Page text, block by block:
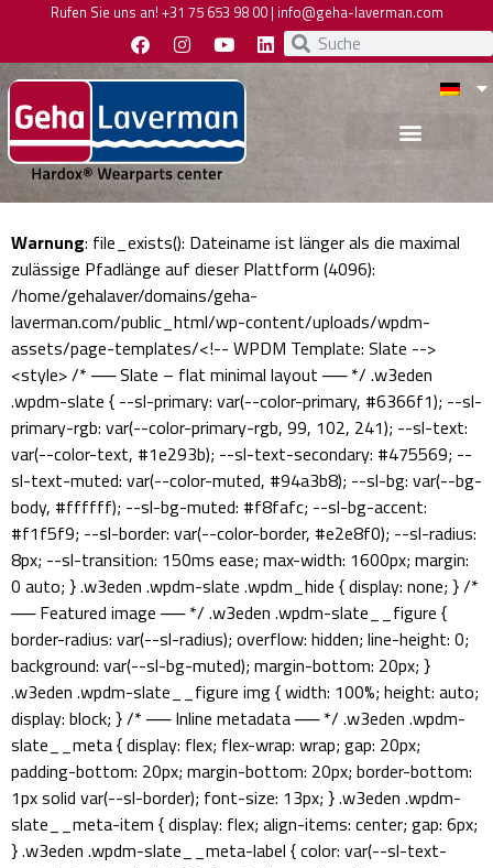
Rufen Sie uns an! +31 75 653 98 00| info@geha-laverman.com
Warnung: file_exists(): Dateiname ist länger als die maximal
zulässige Pfadlänge auf dieser Plattform (4096):
/home/gehalaver/domains/geha-
laverman.com/public_html/wp-content/uploads/wpdm-
assets/page-templates/<!-- WPDM Template: Slate -->
<style> /* ── Slate – flat minimal layout ── */ .w3eden
.wpdm-slate { --sl-primary: var(--color-primary, #6366f1); --sl-
primary-rgb: var(--color-primary-rgb, 99, 102, 241); --sl-text:
var(--color-text, #1e293b); --sl-text-secondary: #475569; --
sl-text-muted: var(--color-muted, #94a3b8); --sl-bg: var(--bg-
body, #ffffff); --sl-bg-muted: #f8fafc; --sl-bg-accent:
#f1f5f9; --sl-border: var(--color-border, #e2e8f0); --sl-radius:
8px; --sl-transition: 150ms ease; max-width: 1600px; margin:
0 auto; } .w3eden .wpdm-slate .wpdm_hide { display: none; } /*
── Featured image ── */ .w3eden .wpdm-slate__figure {
border-radius: var(--sl-radius); overflow: hidden; line-height: 0;
background: var(--sl-bg-muted); margin-bottom: 20px; }
.w3eden .wpdm-slate__figure img { width: 100%; height: auto;
display: block; } /* ── Inline metadata ── */ .w3eden .wpdm-
slate__meta { display: flex; flex-wrap: wrap; gap: 20px;
padding-bottom: 20px; margin-bottom: 20px; border-bottom:
1px solid var(--sl-border); font-size: 13px; } .w3eden .wpdm-
slate__meta-item { display: flex; align-items: center; gap: 6px;
} .w3eden .wpdm-slate__meta-label { color: var(--sl-text-